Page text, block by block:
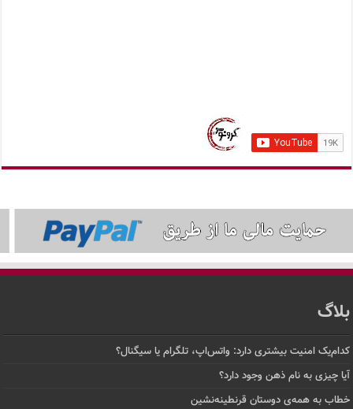
بلاگ
کدام‌یک امنیت بیشتری دارد: واتس‌اپ، تلگرام یا سیگنال؟
آیا چیزی به نام ذهن وجود دارد؟
خطاب به همه‌ی دوستان قرنطینه‌نشین